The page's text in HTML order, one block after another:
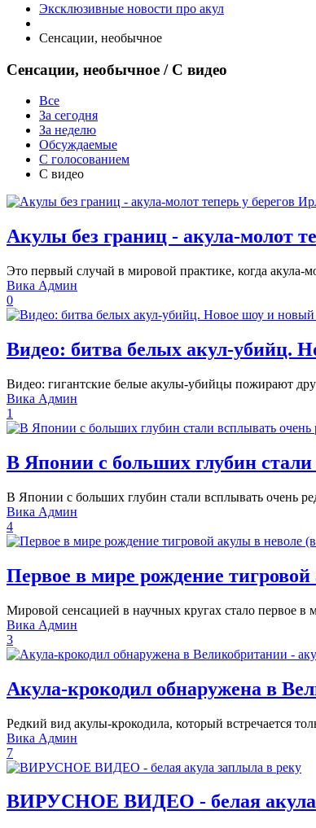
Эксклюзивные новости про акул
Сенсации, необычное
Сенсации, необычное / С видео
Все
За сегодня
За неделю
Обсуждаемые
С голосованием
С видео
Акулы без границ - акула-молот
Это первый случай в мировой практике, когда
Вика Админ
0
Видео: битва белых акул-убийц.
Видео: гигантские белые акулы-убийцы пожирают
Вика Админ
1
В Японии с больших глубин
В Японии с больших глубин стали всплывать очень
Вика Админ
4
Первое в мире рождение
Мировой сенсацией в научных кругах стало первое в
Вика Админ
3
Акула-крокодил обнаружена в
Редкий вид акулы-крокодила, который встречается
Вика Админ
7
ВИРУСНОЕ ВИДЕО - белая акула